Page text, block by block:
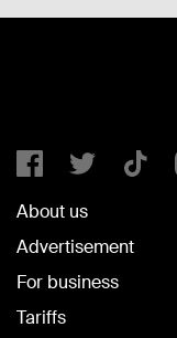
About us
Advertisement
For business
Tariffs